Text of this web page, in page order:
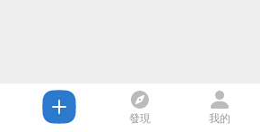
發現 我的